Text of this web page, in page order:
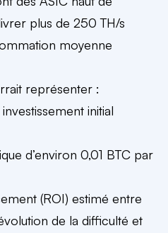
plus de 250 TH/s
moyenne
représenter :
initial
d’environ 0,01 BTC par
(ROI) estimé entre
de la difficulté et